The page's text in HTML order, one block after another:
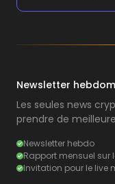
Newsletter
Les seules news
prendre de
Newsletter hebdo
Rapport mensuel sur
Invitation pour le live